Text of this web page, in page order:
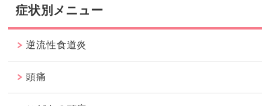
症状別メニュー
逆流性食道炎
頭痛